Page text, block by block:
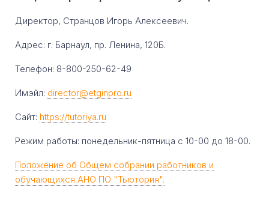
Директор, Странцов Игорь Алексеевич.
Адрес: г. Барнаул, пр. Ленина, 120Б.
Телефон: 8-800-250-62-49
Имэйл: director@etginpro.ru
Сайт: https://tutoriya.ru
Режим работы: понедельник-пятница с 10-00 до 18-00.
Положение об Общем собрании работников и
обучающихся АНО ПО "Тьютория".